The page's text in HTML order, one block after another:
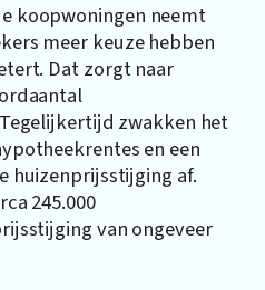
koopwoningen neemt
meer keuze hebben
Dat zorgt naar
zwakken het
en een
huizenprijsstijging af.
245.000
van ongeveer